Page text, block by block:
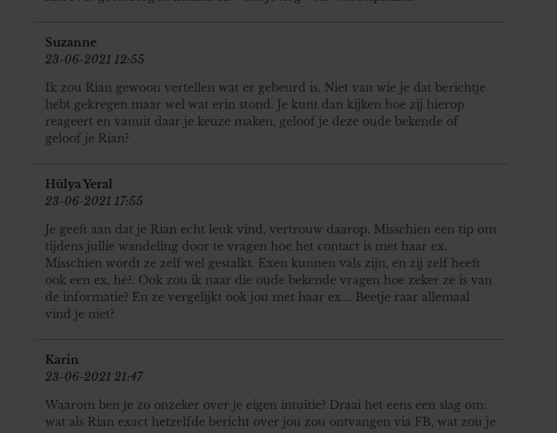
Suzanne
23-06-2021 12:55
Ik zou Rian gewoon vertellen wat er gebeurd is. Niet van wie je dat berichtje
hebt gekregen maar wel wat erin stond. Je kunt dan kijken hoe zij hierop
reageert en vanuit daar je keuze maken, geloof je deze oude bekende of
geloof je Rian?
Hülya Yeral
23-06-2021 17:55
Je geeft aan dat je Rian echt leuk vind, vertrouw daarop. Misschien een tip om
tijdens jullie wandeling door te vragen hoe het contact is met haar ex.
Misschien wordt ze zelf wel gestalkt. Exen kunnen vals zijn, en zij zelf heeft
ook een ex, hè?. Ook zou ik naar die oude bekende vragen hoe zeker ze is van
de informatie? En ze vergelijkt ook jou met haar ex…. Beetje raar allemaal
vind je niet?
Karin
23-06-2021 21:47
Waarom ben je zo onzeker over je eigen intuïtie? Draai het eens een slag om:
wat als Rian exact hetzelfde bericht over jou zou ontvangen via FB, wat zou je